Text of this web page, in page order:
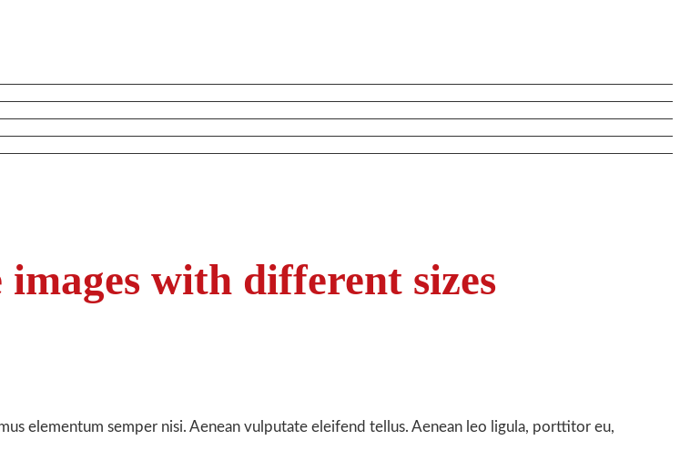
with different sizes
elementum semper nisi. Aenean vulputate eleifend tellus. Aenean leo ligula, porttitor eu,